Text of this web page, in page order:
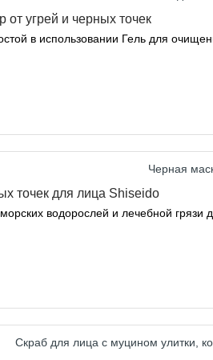
от угрей и черных точек
в использовании Гель для
точек для лица Shiseido
водорослей и лечебной